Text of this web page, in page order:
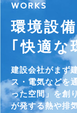
WORKS
環境設
｢快適な
建設会社がまず
ス・電気などを
った空間」を創
が発する熱や排